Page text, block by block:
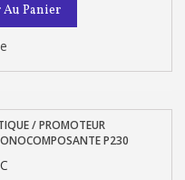
14 jours
commande
parrainage
Panier
/ PROMOTEUR
P230